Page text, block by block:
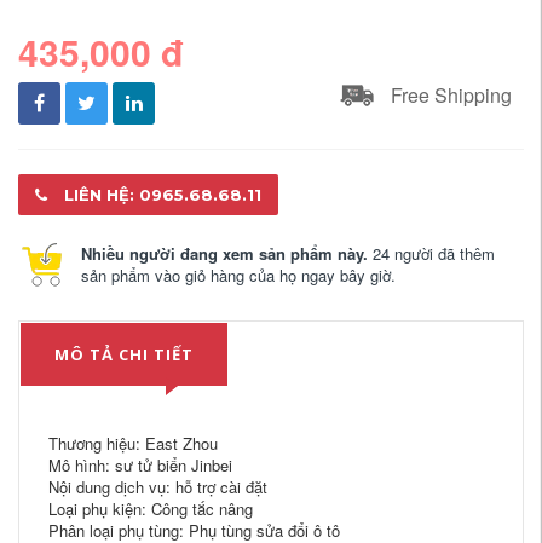
435,000 đ
Free Shipping
LIÊN HỆ: 0965.68.68.11
Nhiều người đang xem sản phẩm này. 24 người đã thêm
sản phẩm vào giỏ hàng của họ ngay bây giờ.
MÔ TẢ CHI TIẾT
Thương hiệu: East Zhou
Mô hình: sư tử biển Jinbei
Nội dung dịch vụ: hỗ trợ cài đặt
Loại phụ kiện: Công tắc nâng
Phân loại phụ tùng: Phụ tùng sửa đổi ô tô